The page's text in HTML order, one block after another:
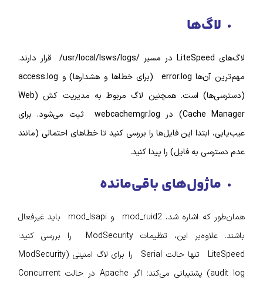
لاگ‌های LiteSpeed در مسیر /usr/local/lsws/logs/ قرار دارند.
مهم‌ترین آن‌ها error.log (برای خطاها و هشدارها) و access.log
(دسترسی‌ها) است. همچنین لاگ مربوط به مدیریت کش (Web
Cache Manager) در webcachemgr.log ثبت می‌شود. برای
این فایل‌ها را بررسی کنید تا خطاهای احتمالی (مانند
به فایل) را پیدا کنید.
باقی‌مانده
همان‌طور که اشاره شد، mod_ruid2 و mod_lsapi باید غیرفعال
باشند. علاوه‌بر این، تنظیمات ModSecurity را بررسی کنید:
LiteSpeed تنها حالت Serial را برای لاگ امنیتی (ModSecurity
audit log) پشتیبانی می‌کند؛ اگر Apache در حالت Concurrent